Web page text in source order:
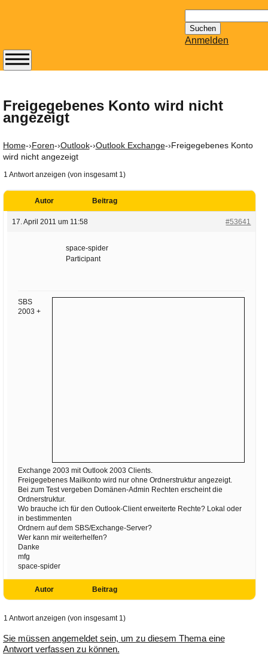
nach:
Anmelden
Freigegebenes Konto wird nicht
angezeigt
Home-›Foren-›Outlook-›Outlook Exchange-›Freigegebenes Konto
wird nicht angezeigt
1 Antwort anzeigen (von insgesamt 1)
Autor Beitrag
17. April 2011 um 11:58 #53641
space-spider
Participant
SBS
2003 +
Exchange 2003 mit Outlook 2003 Clients.
Freigegebenes Mailkonto wird nur ohne Ordnerstruktur angezeigt.
Bei zum Test vergeben Domänen-Admin Rechten erscheint die
Ordnerstruktur.
Wo brauche ich für den Outlook-Client erweiterte Rechte? Lokal oder
in bestimmenten
Ordnern auf dem SBS/Exchange-Server?
Wer kann mir weiterhelfen?
Danke
mfg
space-spider
Autor Beitrag
1 Antwort anzeigen (von insgesamt 1)
Sie müssen angemeldet sein, um zu diesem Thema eine
Antwort verfassen zu können.
Abonnieren Sie den
erscheinenden
Newsletter von
Mailhilfe.de
kostenlos.
Der ständig aktuelle
Tipps zu Thema
bereithält!
Wie z.B. Outlook,
GMail, Thunderbird
KuNoMail, usw.
E-Mail